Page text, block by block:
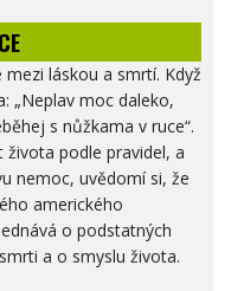
láskou a smrtí. Když
„Neplav moc daleko,
s nůžkama v ruce“.
života podle pravidel, a
nemoc, uvědomí si, že
amerického
o podstatných
a o smyslu života.